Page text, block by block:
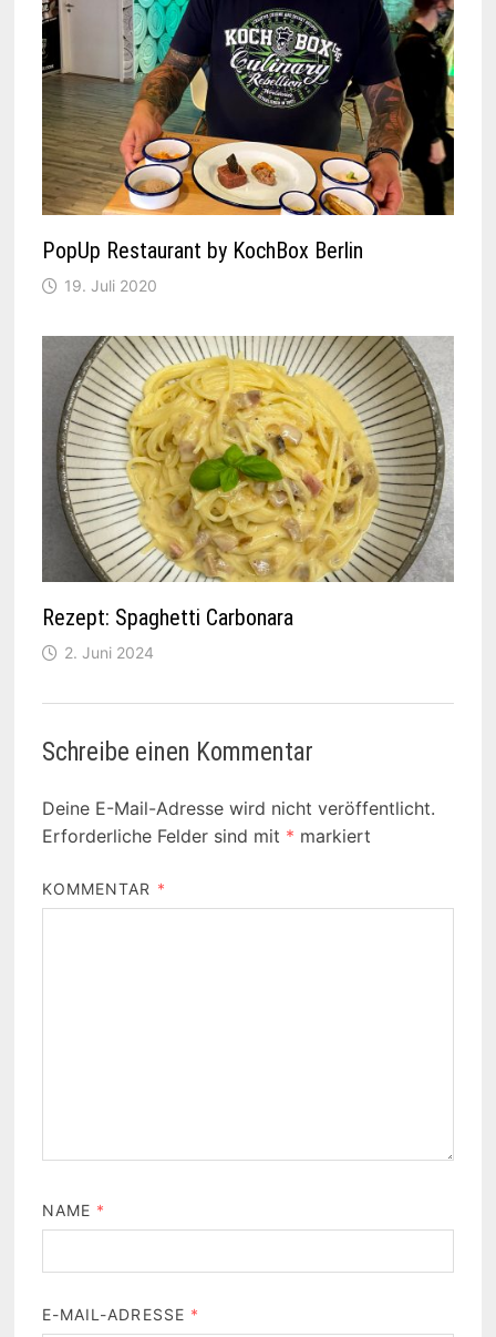
PopUp Restaurant by KochBox Berlin
19. Juli 2020
Rezept: Spaghetti Carbonara
2. Juni 2024
Schreibe einen Kommentar
Deine E-Mail-Adresse wird nicht veröffentlicht.
Erforderliche Felder sind mit * markiert
KOMMENTAR *
NAME *
E-MAIL-ADRESSE *